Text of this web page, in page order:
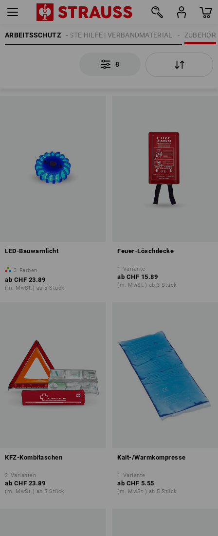
ARBEITSSCHUTZ ZUBEHÖR
ERSTE HILFE | VERBANDMATERIAL
8
LED-Bauwarnlicht
3 Farben
ab CHF 23.89
(m. MwSt.) ab 5 Stück
Feuer-Löschdecke
1 Variante
ab CHF 15.89
(m. MwSt.) ab 3 Stück
KFZ-Kombitaschen
2 Varianten
ab CHF 23.89
(m. MwSt.) ab 5 Stück
Kalt-/Warmkompresse
1 Variante
ab CHF 5.55
(m. MwSt.) ab 5 Stück